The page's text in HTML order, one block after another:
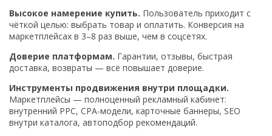
Высокое намерение купить. Пользователь приходит с
чёткой целью: выбрать товар и оплатить. Конверсия на
маркетплейсах в 3–8 раз выше, чем в соцсетях.
Доверие платформам. Гарантии, отзывы, быстрая
доставка, возвраты — всё повышает доверие.
Инструменты продвижения внутри площадки.
Маркетплейсы — полноценный рекламный кабинет:
внутренний PPC, CPA-модели, карточные баннеры, SEO
внутри каталога, автоподбор рекомендаций.